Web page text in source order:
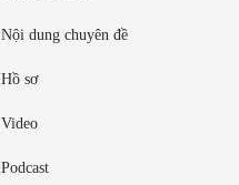
Nội dung chuyên đề
Hồ sơ
Video
Podcast